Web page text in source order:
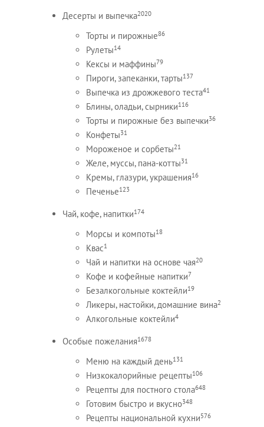
Десерты и выпечка2020
Торты и пирожные86
Рулеты14
Кексы и маффины79
Пироги, запеканки, тарты137
Выпечка из дрожжевого теста41
Блины, оладьи, сырники116
Торты и пирожные без выпечки36
Конфеты31
Мороженое и сорбеты21
Желе, муссы, пана-котты31
Кремы, глазури, украшения16
Печенье123
Чай, кофе, напитки174
Морсы и компоты18
Квас1
Чай и напитки на основе чая20
Кофе и кофейные напитки7
Безалкогольные коктейли19
Ликеры, настойки, домашние вина2
Алкогольные коктейли4
Особые пожелания1678
Меню на каждый день131
Низкокалорийные рецепты106
Рецепты для постного стола648
Готовим быстро и вкусно348
Рецепты национальной кухни576